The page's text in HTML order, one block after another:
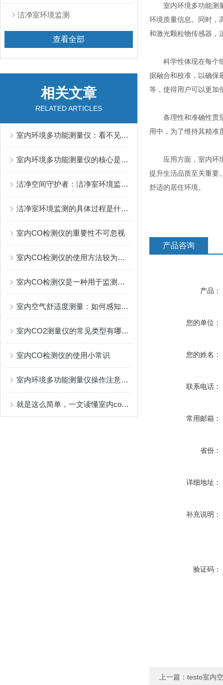
洁净室环境监测
查看全部
相关文章
RELATED ARTICLES
室内环境多功能测量仪：看不见的空气，看得见的数据
室内环境多功能测量仪的核心是一组微型传感器
洁净空间守护者：洁净室环境监测如何保障现代工业核心
洁净室环境监测的具体过程是什么？
室内CO检测仪的重要性不可忽视
室内CO检测仪的使用方法较为简便
室内CO检测仪是一种用于监测空气中一氧化碳浓度的电子设备
室内空气舒适度测量：如何感知看不见的“微气候”？
室内CO2测量仪的常见类型有哪些？
室内CO检测仪的使用小常识
室内环境多功能测量仪操作注意事项
就是这么简单，一文读懂室内co检测仪
室内环境多功能测量
环境质量信息。同时，
和激光颗粒物传感器，
科学性体现在每个细
据融合和校准，以确保
等，使得用户可以更加
条理性和准确性贯穿
用中，为了维持其精准
应用方面，室内环境
提升生活品质至关重要
舒适的居住环境。
产品咨询
产品：
您的单位：
您的姓名：
联系电话：
常用邮箱：
省份：
详细地址：
补充说明：
验证码：
上一篇： testo室内